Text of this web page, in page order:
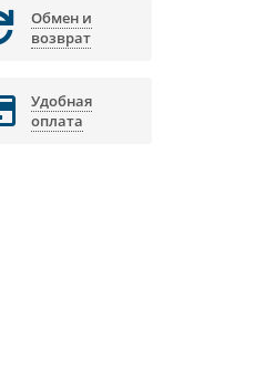
Обмен и
возврат
Удобная
оплата